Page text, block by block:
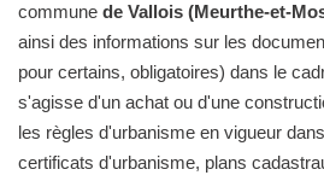
commune de Vallois (Meurthe-et-
ainsi des informations sur les
pour certains, obligatoires) dans le
s'agisse d'un achat ou d'une
les règles d'urbanisme en vigueur
certificats d'urbanisme, plans